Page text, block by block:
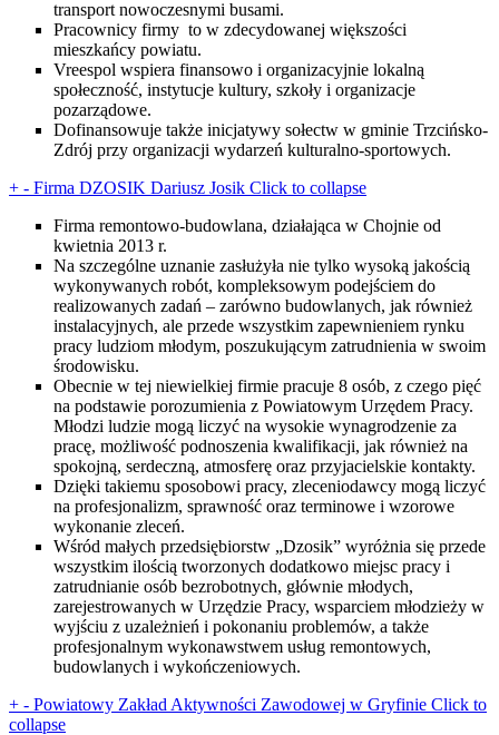
transport nowoczesnymi busami.
Pracownicy firmy to w zdecydowanej większości
mieszkańcy powiatu.
Vreespol wspiera finansowo i organizacyjnie lokalną
społeczność, instytucje kultury, szkoły i organizacje
pozarządowe.
Dofinansowuje także inicjatywy sołectw w gminie Trzcińsko-
Zdrój przy organizacji wydarzeń kulturalno-sportowych.
+ - Firma DZOSIK Dariusz Josik Click to collapse
Firma remontowo-budowlana, działająca w Chojnie od
kwietnia 2013 r.
Na szczególne uznanie zasłużyła nie tylko wysoką jakością
wykonywanych robót, kompleksowym podejściem do
realizowanych zadań – zarówno budowlanych, jak również
instalacyjnych, ale przede wszystkim zapewnieniem rynku
pracy ludziom młodym, poszukującym zatrudnienia w swoim
środowisku.
Obecnie w tej niewielkiej firmie pracuje 8 osób, z czego pięć
na podstawie porozumienia z Powiatowym Urzędem Pracy.
Młodzi ludzie mogą liczyć na wysokie wynagrodzenie za
pracę, możliwość podnoszenia kwalifikacji, jak również na
spokojną, serdeczną, atmosferę oraz przyjacielskie kontakty.
Dzięki takiemu sposobowi pracy, zleceniodawcy mogą liczyć
na profesjonalizm, sprawność oraz terminowe i wzorowe
wykonanie zleceń.
Wśród małych przedsiębiorstw „Dzosik” wyróżnia się przede
wszystkim ilością tworzonych dodatkowo miejsc pracy i
zatrudnianie osób bezrobotnych, głównie młodych,
zarejestrowanych w Urzędzie Pracy, wsparciem młodzieży w
wyjściu z uzależnień i pokonaniu problemów, a także
profesjonalnym wykonawstwem usług remontowych,
budowlanych i wykończeniowych.
+ - Powiatowy Zakład Aktywności Zawodowej w Gryfinie Click to
collapse